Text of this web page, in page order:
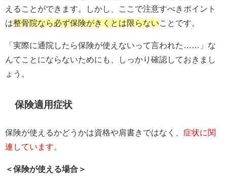
えることができます。しかし、ここで注意すべきポイント
は整骨院なら必ず保険がきくとは限らないことです。
「実際に通院したら保険が使えないって言われた……」な
んてことにならないためにも、しっかり確認しておきまし
ょう。
保険適用症状
保険が使えるかどうかは資格や肩書きではなく、 症状に関
連しています。
＜保険が使える場合＞